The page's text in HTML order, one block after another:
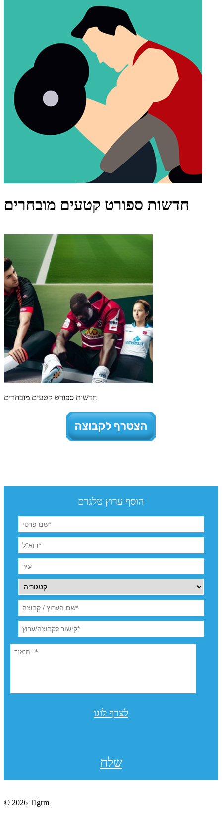
חדשות ספורט קטעים מובחרים
חדשות ספורט קטעים מובחרים
הוסף ערוץ טלגרם
לצרף לוגו
שלח
© 2026 Tlgrm